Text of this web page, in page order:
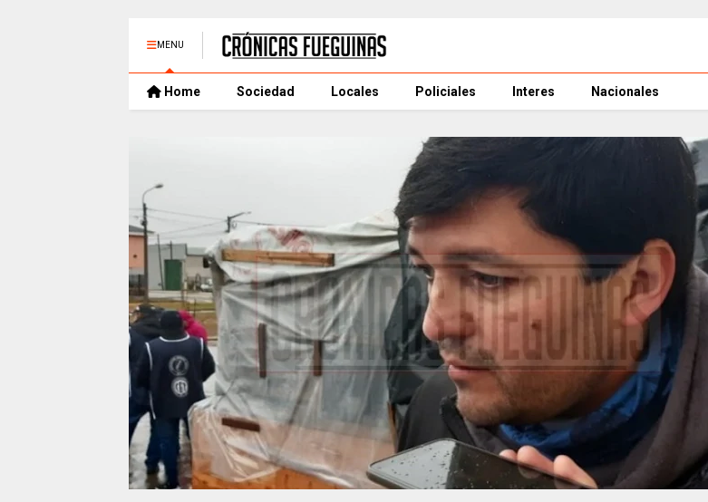
MENU
Home Sociedad Locales Policiales Interes Nacionales